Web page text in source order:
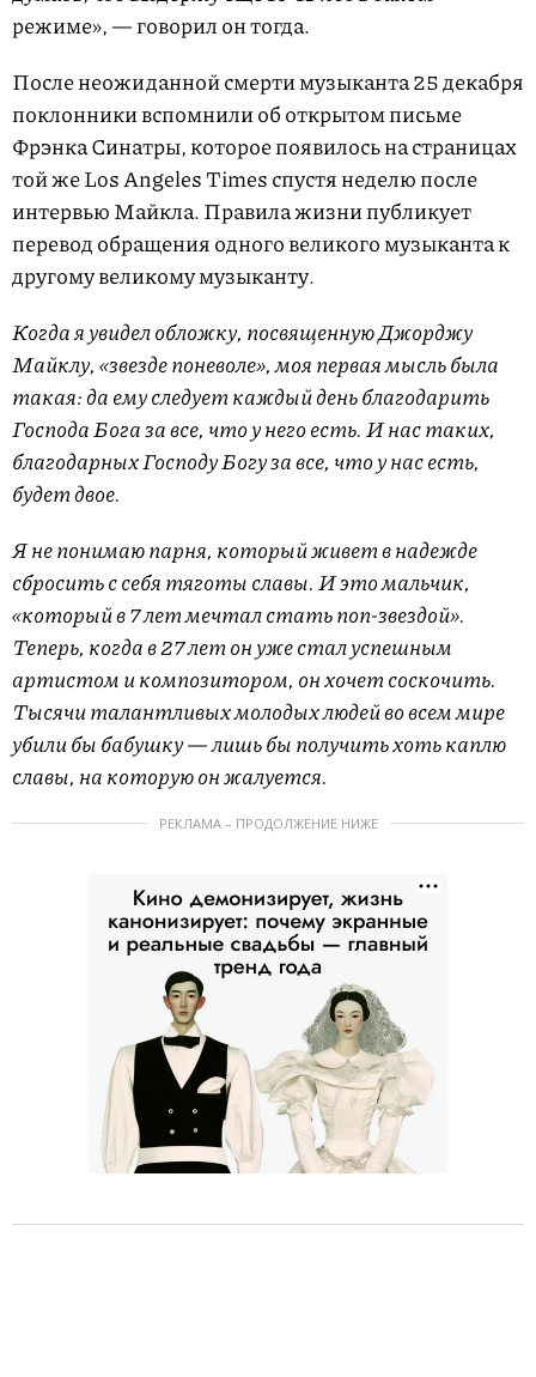
режиме», — говорил он тогда.
После неожиданной смерти музыканта 25 декабря
поклонники вспомнили об открытом письме
Фрэнка Синатры, которое появилось на страницах
той же Los Angeles Times спустя неделю после
интервью Майкла. Правила жизни публикует
перевод обращения одного великого музыканта к
другому великому музыканту.
Когда я увидел обложку, посвященную Джорджу
Майклу, «звезде поневоле», моя первая мысль была
такая: да ему следует каждый день благодарить
Господа Бога за все, что у него есть. И нас таких,
благодарных Господу Богу за все, что у нас есть,
будет двое.
Я не понимаю парня, который живет в надежде
сбросить с себя тяготы славы. И это мальчик,
«который в 7 лет мечтал стать поп-звездой».
Теперь, когда в 27 лет он уже стал успешным
артистом и композитором, он хочет соскочить.
Тысячи талантливых молодых людей во всем мире
убили бы бабушку — лишь бы получить хоть каплю
славы, на которую он жалуется.
РЕКЛАМА – ПРОДОЛЖЕНИЕ НИЖЕ